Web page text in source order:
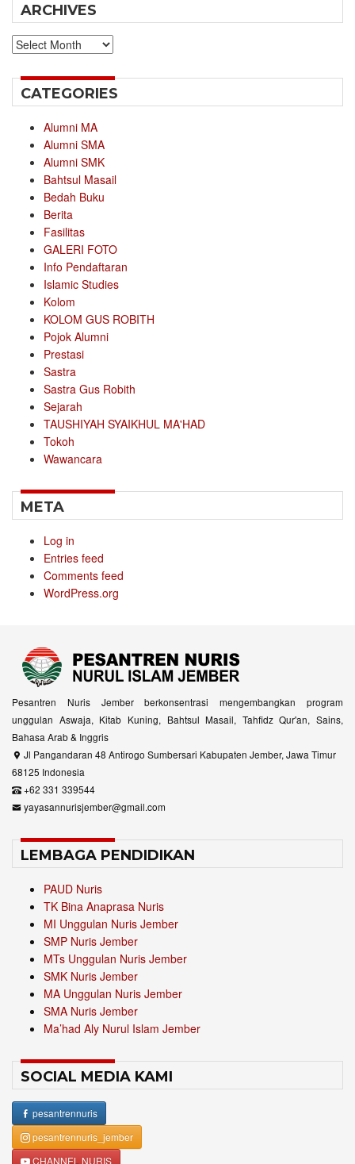
ARCHIVES
Archives
CATEGORIES
Alumni MA
Alumni SMA
Alumni SMK
Bahtsul Masail
Bedah Buku
Berita
Fasilitas
GALERI FOTO
Info Pendaftaran
Islamic Studies
Kolom
KOLOM GUS ROBITH
Pojok Alumni
Prestasi
Sastra
Sastra Gus Robith
Sejarah
TAUSHIYAH SYAIKHUL MA'HAD
Tokoh
Wawancara
META
Log in
Entries feed
Comments feed
WordPress.org
Pesantren Nuris Jember berkonsentrasi mengembangkan program
unggulan Aswaja, Kitab Kuning, Bahtsul Masail, Tahfidz Qur'an, Sains,
Bahasa Arab & Inggris
Jl Pangandaran 48 Antirogo Sumbersari Kabupaten Jember, Jawa Timur
68125 Indonesia
+62 331 339544
yayasannurisjember@gmail.com
LEMBAGA PENDIDIKAN
PAUD Nuris
TK Bina Anaprasa Nuris
MI Unggulan Nuris Jember
SMP Nuris Jember
MTs Unggulan Nuris Jember
SMK Nuris Jember
MA Unggulan Nuris Jember
SMA Nuris Jember
Ma’had Aly Nurul Islam Jember
SOCIAL MEDIA KAMI
pesantrennuris
pesantrennuris_jember
CHANNEL NURIS